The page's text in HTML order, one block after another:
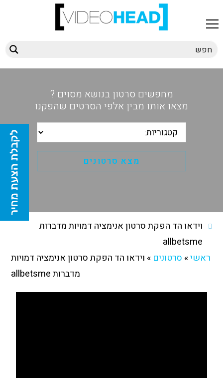
מחפשים סרטון בנושא מסוים ?
מצאו אותו מבין אלפי הסרטים שהפקנו
וידאו הד הפקת סרטון אנימציה דמויות מדברות
allbetsme
ראשי» סרטונים » וידאו הד הפקת סרטון אנימציה דמויות
מדברות allbetsme